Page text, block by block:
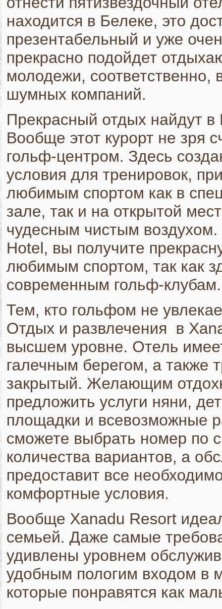
находится в Белеке, это
презентабельный и уже
прекрасно подойдет
молодежи,
шумных компаний.
Прекрасный отдых найдут
Вообще этот курорт не зря
гольф-центром. Здесь
условия для тренировок,
любимым спортом как в
зале, так и на открытой
чудесным чистым
Hotel, вы получите
любимым спортом, так как
современным гольф-клубам.
Тем, кто гольфом не
Отдых и развлечения в
высшем уровне. Отель
галечным берегом, а также
закрытый. Желающим
предложить услуги няни,
площадки и всевозможные
сможете выбрать номер по
количества вариантов, а
предоставит все
комфортные условия.
Вообще Xanadu Resort
семьей. Даже самые
удивлены уровнем
удобным пологим входом в
которые понравятся как